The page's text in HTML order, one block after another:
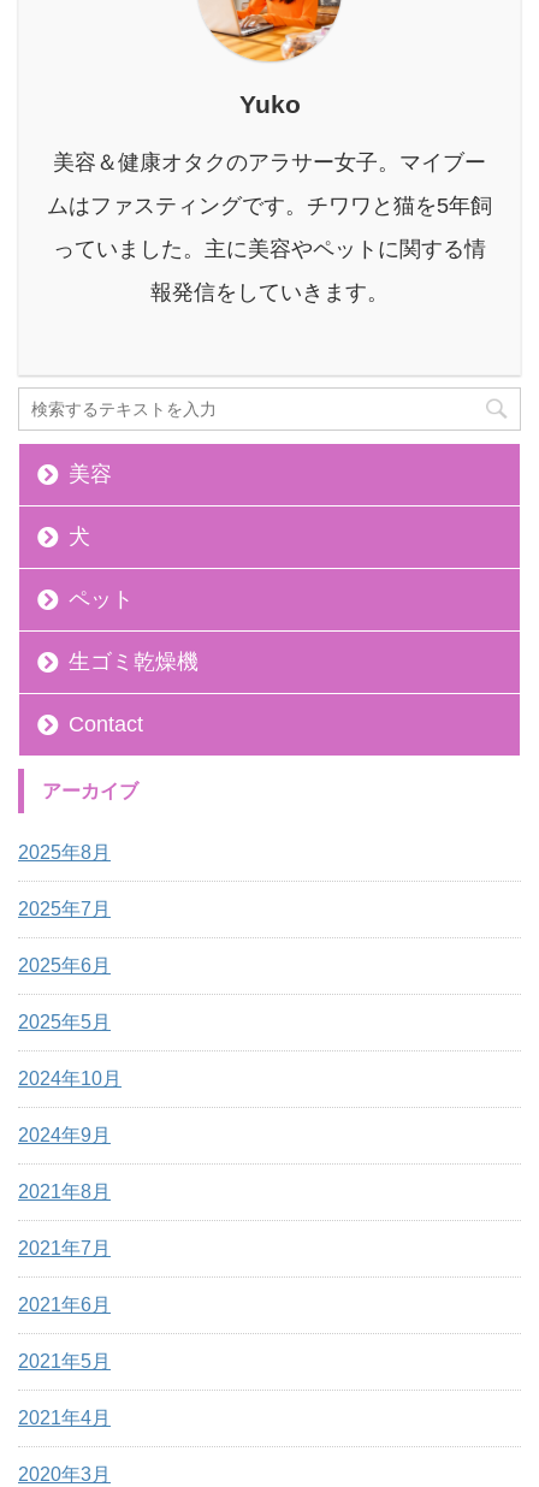
ったりの生ごみ乾燥 ...
100年以上の歴史を持つ
老舗薬局が手がける本格
す。 でも「本当に効果が
気になる点はたくさんあ
りますよね。 本記事の内
素ドリンク？ 薩摩酵素の
良い口コミ・気になる口
Yuko
美容＆健康オタクのアラサー女子。マイブー
ムはファスティングです。チワワと猫を5年飼
っていました。主に美容やペットに関する情
報発信をしていきます。
美容
犬
ペット
生ゴミ乾燥機
Contact
アーカイブ
2025年8月
2025年7月
2025年6月
2025年5月
2024年10月
2024年9月
2021年8月
2021年7月
2021年6月
2021年5月
2021年4月
2020年3月